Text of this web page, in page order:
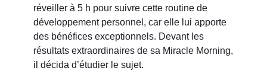
réveiller à 5 h pour suivre cette routine de
développement personnel, car elle lui apporte
des bénéfices exceptionnels. Devant les
résultats extraordinaires de sa Miracle Morning,
il décida d’étudier le sujet.